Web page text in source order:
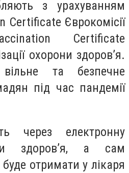
з урахуванням
Certificate Єврокомісії
Certificate
охорони здоров’я.
та безпечне
під час пандемії
через електронну
здоров’я, а сам
отримати у лікаря